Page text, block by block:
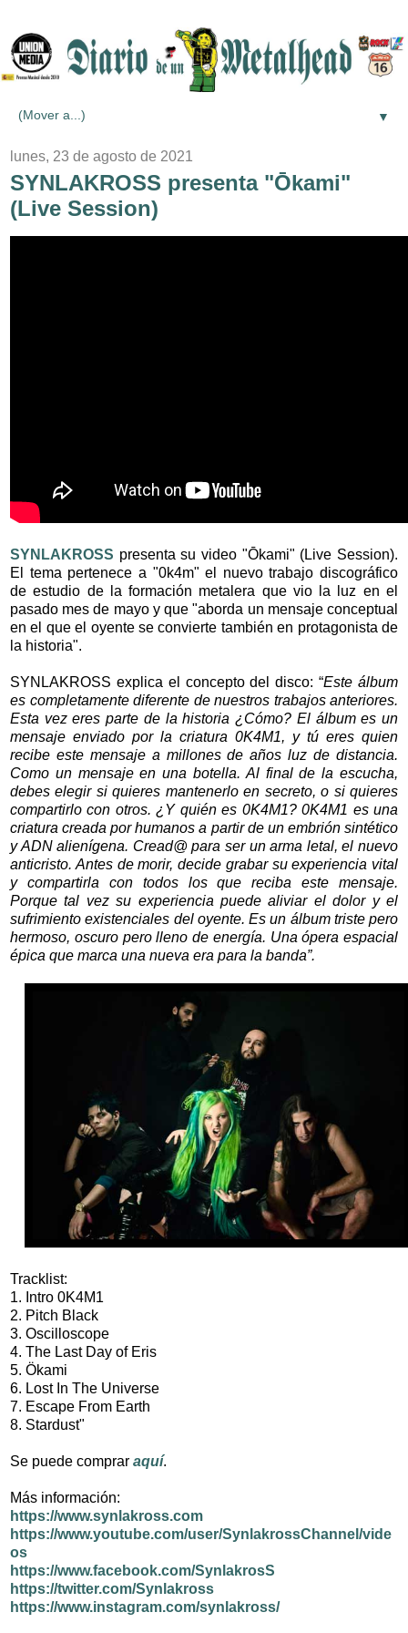
▼
lunes, 23 de agosto de 2021
SYNLAKROSS presenta "Ōkami"
(Live Session)
SYNLAKROSS presenta su video "Ōkami" (Live Session).
El tema pertenece a "0k4m" el nuevo trabajo discográfico
de estudio de la formación metalera que vio la luz en el
pasado mes de mayo y que "aborda un mensaje conceptual
en el que el oyente se convierte también en protagonista de
la historia".
SYNLAKROSS explica el concepto del disco: “Este álbum
es completamente diferente de nuestros trabajos anteriores.
Esta vez eres parte de la historia ¿Cómo? El álbum es un
mensaje enviado por la criatura 0K4M1, y tú eres quien
recibe este mensaje a millones de años luz de distancia.
Como un mensaje en una botella. Al final de la escucha,
debes elegir si quieres mantenerlo en secreto, o si quieres
compartirlo con otros. ¿Y quién es 0K4M1? 0K4M1 es una
criatura creada por humanos a partir de un embrión sintético
y ADN alienígena. Cread@ para ser un arma letal, el nuevo
anticristo. Antes de morir, decide grabar su experiencia vital
y compartirla con todos los que reciba este mensaje.
Porque tal vez su experiencia puede aliviar el dolor y el
sufrimiento existenciales del oyente. Es un álbum triste pero
hermoso, oscuro pero lleno de energía. Una ópera espacial
épica que marca una nueva era para la banda”.
Tracklist:
1. Intro 0K4M1
2. Pitch Black
3. Oscilloscope
4. The Last Day of Eris
5. Ökami
6. Lost In The Universe
7. Escape From Earth
8. Stardust"
Se puede comprar aquí.
Más información:
https://www.synlakross.com
https://www.youtube.com/user/SynlakrossChannel/vide
os
https://www.facebook.com/SynlakrosS
https://twitter.com/Synlakross
https://www.instagram.com/synlakross/